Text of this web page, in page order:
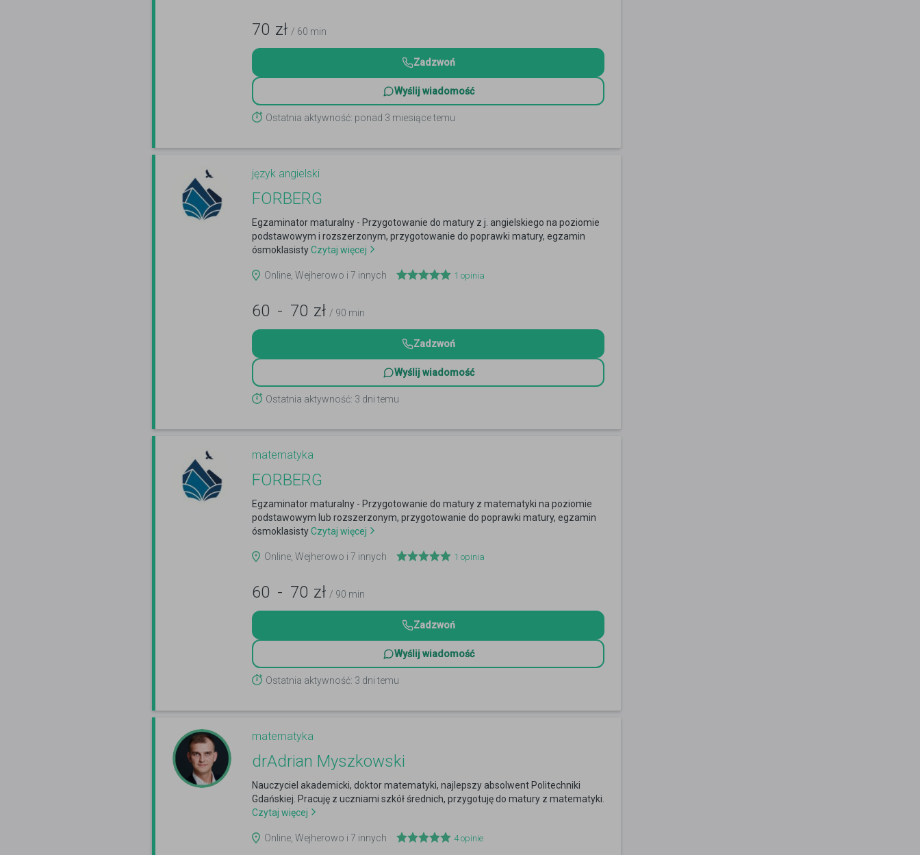
70 zł / 60 min
Zadzwoń
Wyślij wiadomość
Ostatnia aktywność: ponad 3 miesiące temu
język angielski
FORBERG
Egzaminator maturalny - Przygotowanie do matury z j. angielskiego na poziomie
podstawowym i rozszerzonym, przygotowanie do poprawki matury, egzamin
ósmoklasistyCzytaj więcej
Online, Wejherowo i 7 innych 1 opinia
60 - 70 zł / 90 min
Zadzwoń
Wyślij wiadomość
Ostatnia aktywność: 3 dni temu
matematyka
FORBERG
Egzaminator maturalny - Przygotowanie do matury z matematyki na poziomie
podstawowym lub rozszerzonym, przygotowanie do poprawki matury, egzamin
ósmoklasistyCzytaj więcej
Online, Wejherowo i 7 innych 1 opinia
60 - 70 zł / 90 min
Zadzwoń
Wyślij wiadomość
Ostatnia aktywność: 3 dni temu
matematyka
drAdrian Myszkowski
Nauczyciel akademicki, doktor matematyki, najlepszy absolwent Politechniki
Gdańskiej. Pracuję z uczniami szkół średnich, przygotuję do matury z matematyki.
Czytaj więcej
Online, Wejherowo i 7 innych 4opinie